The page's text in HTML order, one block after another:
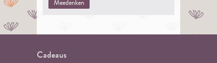
Meedenken
Cadeaus